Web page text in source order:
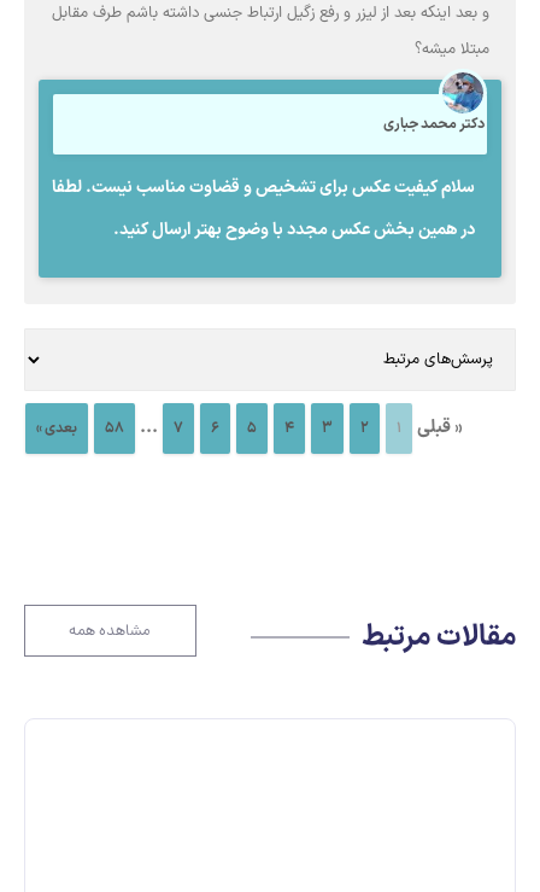
و بعد اینکه بعد از لیزر و رفع زگیل ارتباط جنسی داشته باشم طرف مقابل
مبتلا میشه؟
دکتر محمد جباری
سلام کیفیت عکس برای تشخیص و قضاوت مناسب نیست. لطفا
در همین بخش عکس مجدد با وضوح بهتر ارسال کنید.
« قبلی 1
2
3
4
5
6
7
...
58 بعدی »
مقالات مرتبط مشاهده همه